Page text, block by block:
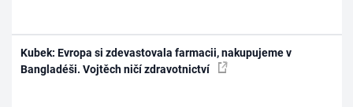
Kubek: Evropa si zdevastovala farmacii, nakupujeme v
Bangladéši. Vojtěch ničí zdravotnictví